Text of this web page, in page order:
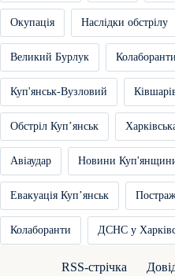
Окупація Наслідки обстрілу
Великий Бурлук
Куп'янськ-Вузловий
Обстріл Купʼянськ
Авіаудар Новини
Евакуація Купʼянськ
Колаборанти ДСНС у
RSS-стрічка